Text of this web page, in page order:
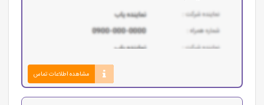
مشاهده اطلاعات تماس